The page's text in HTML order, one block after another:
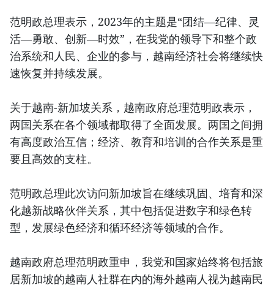
范明政总理表示，2023年的主题是“团结—纪律、灵
活—勇敢、创新—时效”，在我党的领导下和整个政
治系统和人民、企业的参与，越南经济社会将继续快
速恢复并持续发展。
关于越南-新加坡关系，越南政府总理范明政表示，
两国关系在各个领域都取得了全面发展。两国之间拥
有高度政治互信；经济、教育和培训的合作关系是重
要且高效的支柱。
范明政总理此次访问新加坡旨在继续巩固、培育和深
化越新战略伙伴关系，其中包括促进数字和绿色转
型，发展绿色经济和循环经济等领域的合作。
越南政府总理范明政重申，我党和国家始终将包括旅
居新加坡的越南人社群在内的海外越南人视为越南民